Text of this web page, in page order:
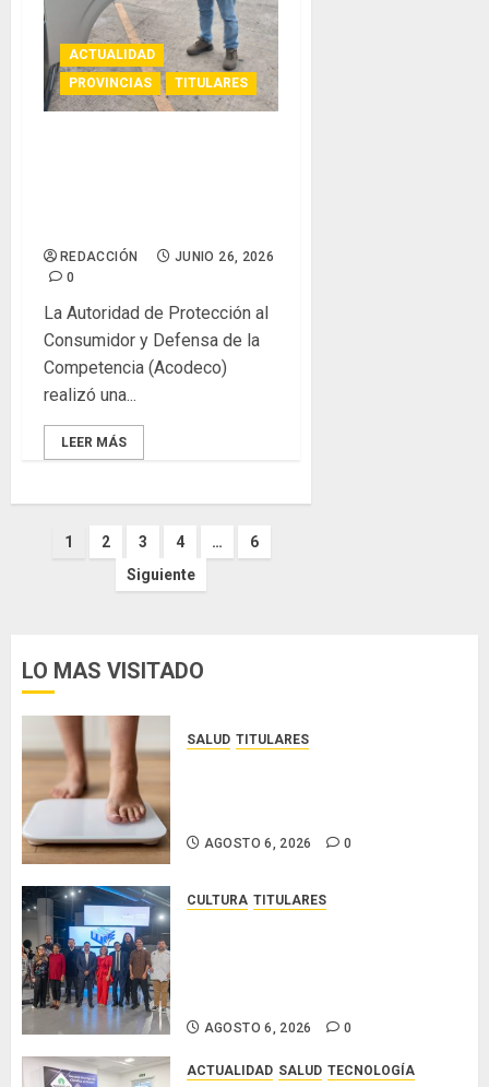
ACTUALIDAD
PROVINCIAS
TITULARES
REDACCIÓN
JUNIO 26, 2026
0
La Autoridad de Protección al
Consumidor y Defensa de la
Competencia (Acodeco)
realizó una...
LEER MÁS
Paginación
1 2 3 4 …
6
Siguiente
LO MAS VISITADO
SALUD TITULARES
AGOSTO 6, 2026 0
CULTURA TITULARES
AGOSTO 6, 2026 0
ACTUALIDAD SALUD TECNOLOGÍA